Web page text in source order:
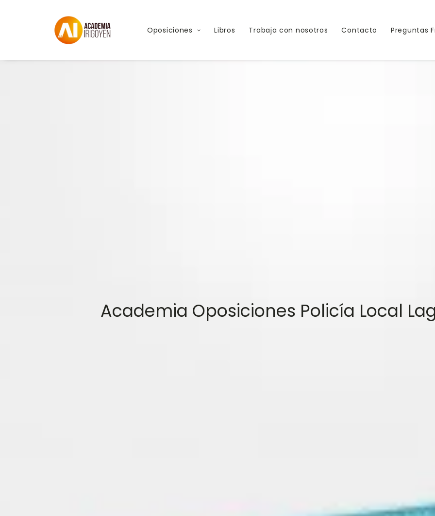
Oposiciones Libros Trabaja con nosotros Contacto Preguntas
Academia Oposiciones Policía Local